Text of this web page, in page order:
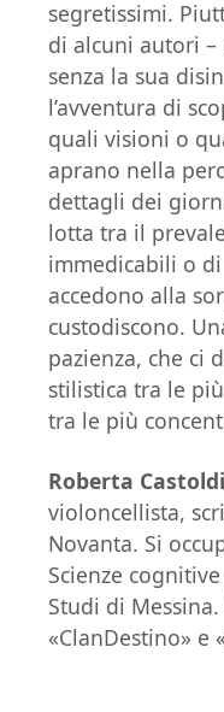
segretissimi.
di alcuni autori –
senza la sua
l’avventura di
quali visioni o
aprano nella
dettagli dei
lotta tra il
immedicabili o
accedono alla
custodiscono.
pazienza, che ci
stilistica tra le
tra le più
Roberta Castoldi
violoncellista,
Novanta. Si
Scienze
Studi di
«ClanDestino» e